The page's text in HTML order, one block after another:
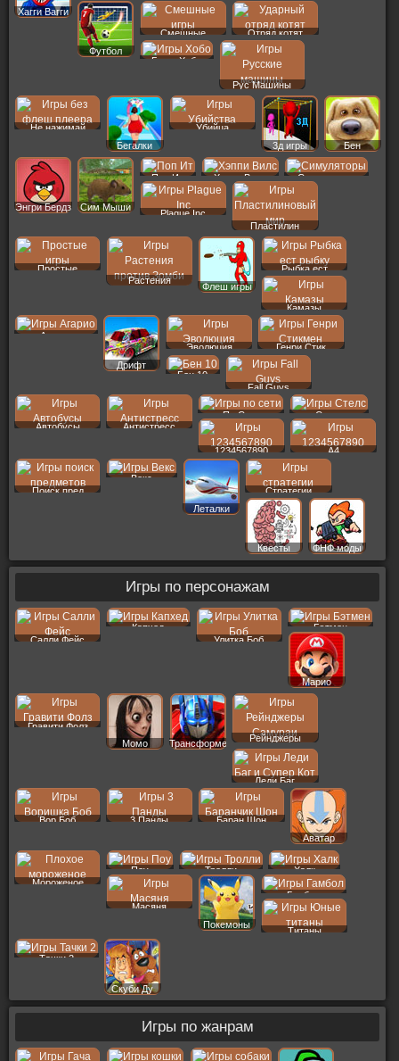
Хагги Вагги
Футбол
Смешные Отряд котят
Бомж Хобо
Рус Машины
Не нажимай
Бегалки
Убийца
3д игры
Бен
Энгри Бердз Сим Мыши
Поп Ит Хэппи Вилс Симуляторы
Plague Inc
Пластилин
Простые
Растения
Флеш игры
Рыбка ест
Камазы
Агарио
Дрифт
Эволюция Генри Стик
Бен 10
Fall Guys
Автобусы Антистресс
По Сети Стелс
1234567890 A4
Поиск пред
Векс
Леталки
Стратегии
Квесты ФНФ моды
Игры по персонажам
Салли Фейс
Капхед
Улитка Боб
Бэтмен
Марио
Гравити Фолз
Момо
Трансформеры
Рейнджеры
Леди Баг
Вор Боб 3 Панды
Баран Шон
Аватар
Мороженое
Поу Тролли Халк
Масяня
Покемоны
Гамбол
Титаны
Тачки 2
Скуби Ду
Игры по жанрам